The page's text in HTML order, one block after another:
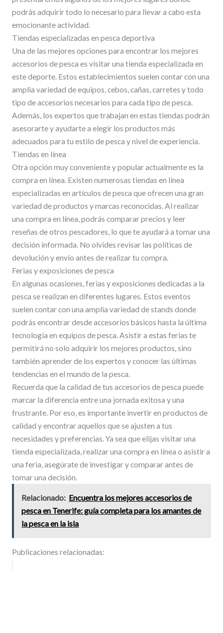
podrás adquirir todo lo necesario para llevar a cabo esta
emocionante actividad.
Tiendas especializadas en pesca deportiva
Una de las mejores opciones para encontrar los mejores
accesorios de pesca es visitar una tienda especializada en
este deporte. Estos establecimientos suelen contar con una
amplia variedad de equipos, cebos, cañas, carretes y todo
tipo de accesorios necesarios para cada tipo de pesca.
Además, los expertos que trabajan en estas tiendas podrán
asesorarte y ayudarte a elegir los productos más
adecuados para tu estilo de pesca y nivel de experiencia.
Tiendas en línea
Otra opción muy conveniente y popular actualmente es la
compra en línea. Existen numerosas tiendas en línea
especializadas en artículos de pesca que ofrecen una gran
variedad de productos y marcas reconocidas. Al realizar
una compra en línea, podrás comparar precios y leer
reseñas de otros pescadores, lo que te ayudará a tomar una
decisión informada. No olvides revisar las políticas de
devolución y envío antes de realizar tu compra.
Ferias y exposiciones de pesca
En algunas ocasiones, ferias y exposiciones dedicadas a la
pesca se realizan en diferentes lugares. Estos eventos
suelen contar con una amplia variedad de stands donde
podrás encontrar desde accesorios básicos hasta la última
tecnología en equipos de pesca. Asistir a estas ferias te
permitirá no solo adquirir los mejores productos, sino
también aprender de los expertos y conocer las últimas
tendencias en el mundo de la pesca.
Recuerda que la calidad de tus accesorios de pesca puede
marcar la diferencia entre una jornada exitosa y una
frustrante. Por eso, es importante invertir en productos de
calidad y encontrar aquellos que se ajusten a tus
necesidades y preferencias. Ya sea que elijas visitar una
tienda especializada, realizar una compra en línea o asistir a
una feria, asegúrate de investigar y comparar antes de
tomar una decisión.
Relacionado: Encuentra los mejores accesorios de
pesca en Tenerife: guía completa para los amantes de
la pesca en la isla
Publicaciones relacionadas: